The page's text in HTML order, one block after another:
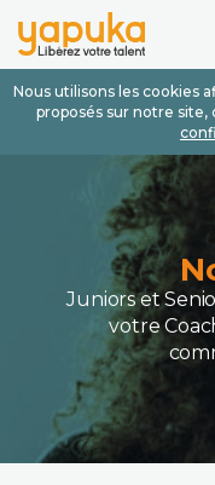
Nous utilisons les cookies
proposés sur notre
Juniors et
votre